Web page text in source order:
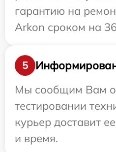
гарантию на
Arkon сроком на
5
Мы сообщим Вам
тестировании
курьер доставит
и время.